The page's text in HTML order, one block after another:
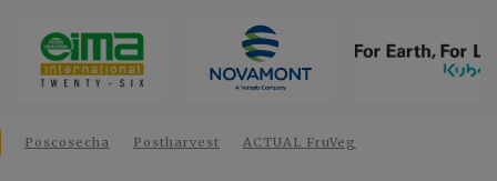
Poscosecha Postharvest ACTUAL FruVeg